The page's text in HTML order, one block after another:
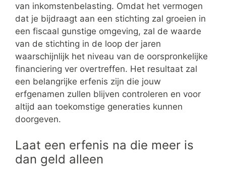
van inkomstenbelasting. Omdat het vermogen
dat je bijdraagt aan een stichting zal groeien in
een fiscaal gunstige omgeving, zal de waarde
van de stichting in de loop der jaren
waarschijnlijk het niveau van de oorspronkelijke
financiering ver overtreffen. Het resultaat zal
een belangrijke erfenis zijn die jouw
erfgenamen zullen blijven controleren en voor
altijd aan toekomstige generaties kunnen
doorgeven.
Laat een erfenis na die meer is
dan geld alleen